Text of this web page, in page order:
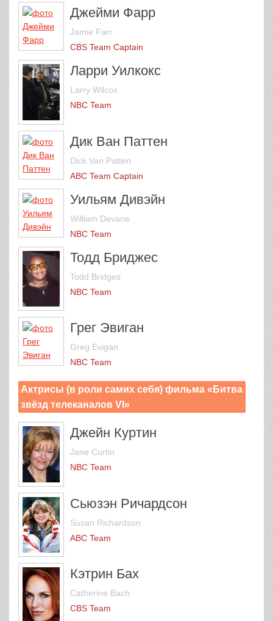
Джейми Фарр
Jamie Farr
CBS Team Captain
Ларри Уилкокс
Larry Wilcox
NBC Team
Дик Ван Паттен
Dick Van Patten
ABC Team Captain
Уильям Дивэйн
William Devane
NBC Team
Тодд Бриджес
Todd Bridges
NBC Team
Грег Эвиган
Greg Evigan
NBC Team
Актрисы (в роли самих себя) фильма «Битва
звёзд телеканалов VI»
Джейн Куртин
Jane Curtin
NBC Team
Сьюзэн Ричардсон
Susan Richardson
ABC Team
Кэтрин Бах
Catherine Bach
CBS Team